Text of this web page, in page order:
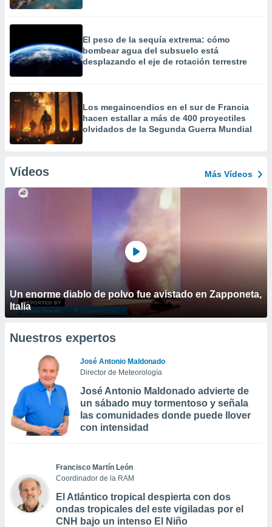
El peso de la sequía extrema: cómo
bombear agua del subsuelo está
desplazando el eje de rotación terrestre
Los megaincendios en el sur de Francia
hacen estallar a más de 400 proyectiles
olvidados de la Segunda Guerra Mundial
Vídeos Más Vídeos
Un enorme diablo de polvo fue avistado en Zapponeta,
Italia
Nuestros expertos
José Antonio Maldonado
Director de Meteorología
José Antonio Maldonado advierte de
un sábado muy tormentoso y señala
las comunidades donde puede llover
con intensidad
Francisco Martín León
Coordinador de la RAM
El Atlántico tropical despierta con dos
ondas tropicales del este vigiladas por el
CNH bajo un intenso El Niño